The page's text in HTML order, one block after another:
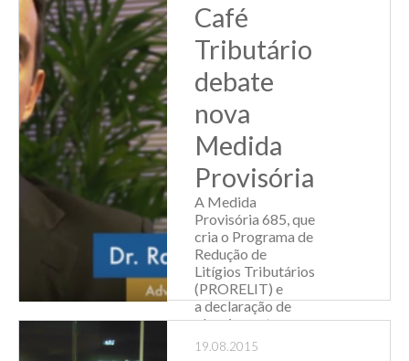
Relançada e...
Leia Mais
Café
Tributário
debate
nova
Medida
Provisória
A Medida
Provisória 685, que
cria o Programa de
Redução de
Litígios Tributários
(PRORELIT) e
a declaração de
planejamento
tributário, que
19.08.2015